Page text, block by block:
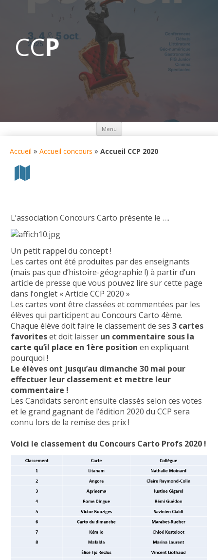
CCP
Menu Aller
contenu
Accueil » Accueil concours » Accueil CCP 2020
L’association Concours Carto présente le ….
Un petit rappel du concept !
Les cartes ont été produites par des enseignants
(mais pas que d’histoire-géographie !) à partir d’un
article de presse que vous pouvez lire sur cette page
dans l’onglet « Article CCP 2020 »
Les cartes vont être classées et commentées par les
élèves qui participent au Concours Carto 4ème.
Chaque élève doit faire le classement de ses3 cartes
favoriteset doit laisser un commentaire sous la
carte qu’il place en 1ère position en expliquant
pourquoi !
Le élèves ont jusqu’au dimanche 30 mai pour
effectuer leur classement et mettre leur
commentaire !
Les Candidats seront ensuite classés selon ces votes
et le grand gagnant de l’édition 2020 du CCP sera
connu lors de la remise des prix !
Voici le classement du Concours Carto Profs 2020 !